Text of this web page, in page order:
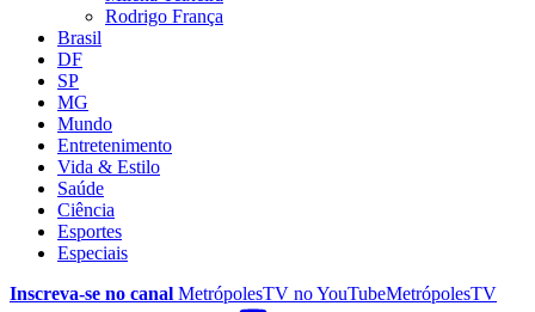
Rodrigo França
Brasil
DF
SP
MG
Mundo
Entretenimento
Vida & Estilo
Saúde
Ciência
Esportes
Especiais
Inscreva-se no canal MetrópolesTV noYouTubeMetrópolesTV